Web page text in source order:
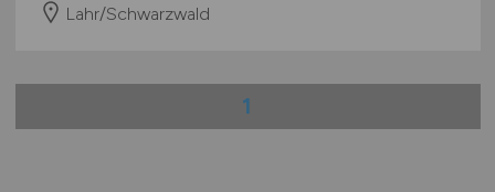
Schleswig-Holstein
Deutschlandweit
Lahr/Schwarzwald
1